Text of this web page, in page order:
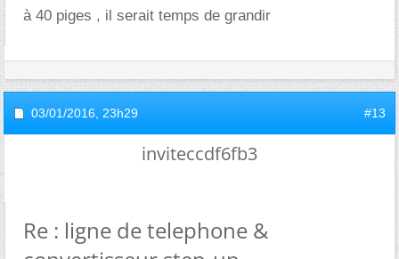
à 40 piges , il serait temps de grandir
03/01/2016, 23h29 #13
inviteccdf6fb3
Re : ligne de telephone &